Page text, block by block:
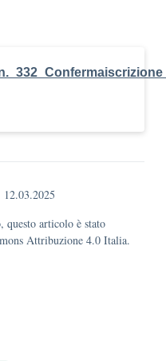
12.03.2025
questo articolo è stato
Attribuzione 4.0 Italia.